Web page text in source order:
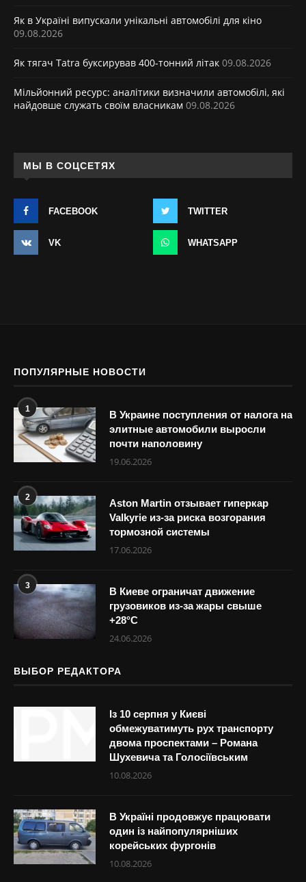
Як в Україні випускали унікальні автомобілі для кіно
09.08.2026
Як тягач Tatra буксирував 400-тонний літак 09.08.2026
Мільйонний ресурс: аналітики визначили автомобілі, які
найдовше служать своїм власникам 09.08.2026
МЫ В СОЦСЕТЯХ
FACEBOOK TWITTER
VK WHATSAPP
ПОПУЛЯРНЫЕ НОВОСТИ
1
В Украине поступления от налога на
элитные автомобили выросли
почти наполовину
19.06.2026
2
Aston Martin отзывает гиперкар
Valkyrie из-за риска возгорания
тормозной системы
17.06.2026
3
В Киеве ограничат движение
грузовиков из-за жары свыше
+28°С
24.06.2026
ВЫБОР РЕДАКТОРА
Із 10 серпня у Києві
обмежуватимуть рух транспорту
двома проспектами – Романа
Шухевича та Голосіївським
10.08.2026
В Україні продовжує працювати
один із найпопулярніших
корейських фургонів
10.08.2026